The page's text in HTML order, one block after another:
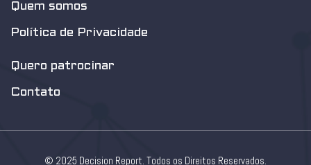
Quem somos
Política de Privacidade
Quero patrocinar
Contato
© 2025 Decision Report. Todos os Direitos Reservados.